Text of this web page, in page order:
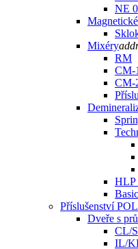
NE
Mixéryadd
RM
CM-1
CM-
HLP
Příslušenství
Dveře s
CL/
IL/